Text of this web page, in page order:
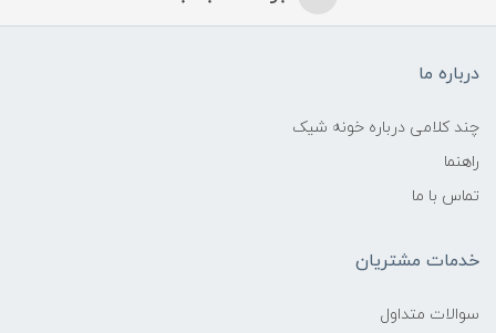
درباره ما
چند کلامی درباره خونه شیک
راهنما
تماس با ما
خدمات مشتریان
سوالات متداول